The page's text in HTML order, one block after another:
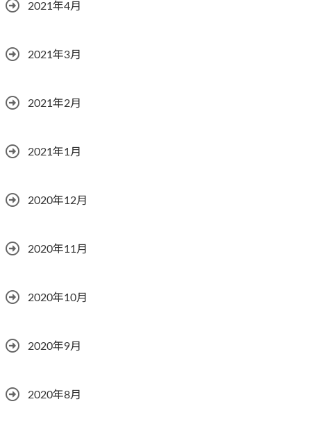
2021年4月
2021年3月
2021年2月
2021年1月
2020年12月
2020年11月
2020年10月
2020年9月
2020年8月